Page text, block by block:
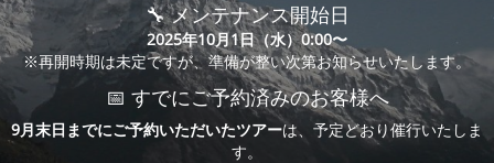
🔧 メンテナンス開始日
2025年10月1日（水）0:00〜
※再開時期は未定ですが、準備が整い次第お知らせいたします。
📅 すでにご予約済みのお客様へ
9月末日までにご予約いただいたツアーは、予定どおり催行いたしま
す。